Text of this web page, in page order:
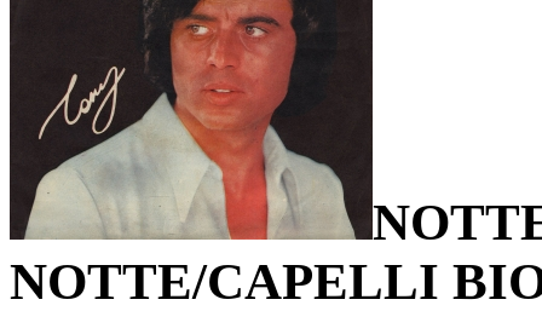
NOTTE/CAPELLI